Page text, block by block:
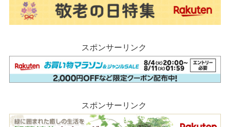
スポンサーリンク
スポンサーリンク